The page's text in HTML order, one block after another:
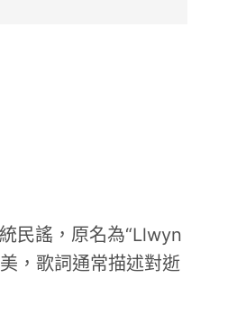
民謠，原名為“Llwyn
，歌詞通常描述對逝